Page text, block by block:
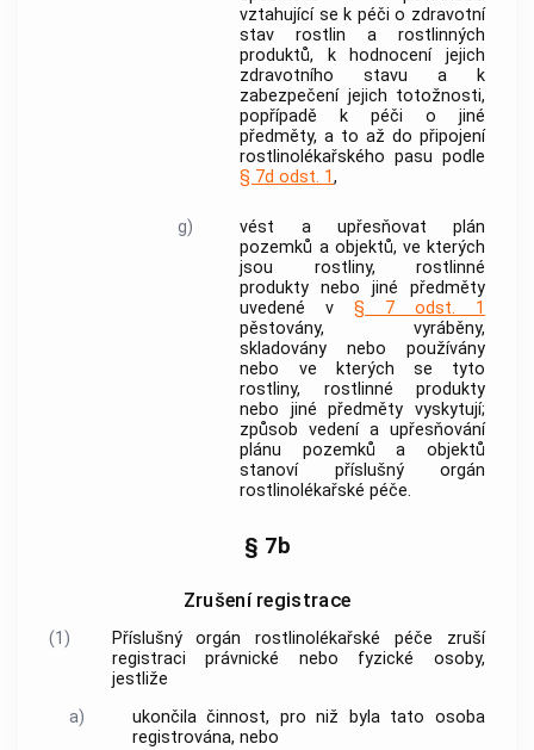
vztahující se k péči o zdravotní
stavrostlin a rostlinných
produktů, k hodnocení jejich
zdravotního stavu a k
zabezpečení jejich totožnosti,
popřípadě k péči o jiné
předměty, a to až do připojení
rostlinolékařského pasu podle
§ 7d odst. 1,
g)
vést a upřesňovat plán
pozemků a objektů, ve kterých
jsou rostliny, rostlinné
produkty nebojiné předměty
uvedené v§ 7 odst. 1
pěstovány, vyráběny,
skladovány nebo používány
nebo ve kterých se tyto
rostliny, rostlinné produkty
nebo jiné předměty vyskytují;
způsob vedení a upřesňování
plánu pozemků a objektů
stanoví příslušný orgán
rostlinolékařské péče.
§ 7b
Zrušení registrace
(1)
Příslušný orgán rostlinolékařské péče zruší
registraci právnické nebo fyzické osoby,
jestliže
a)
ukončila činnost, pro niž byla tato osoba
registrována, nebo